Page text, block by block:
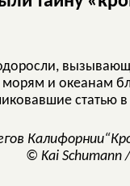
и океанам
статью
© Kai Schumann